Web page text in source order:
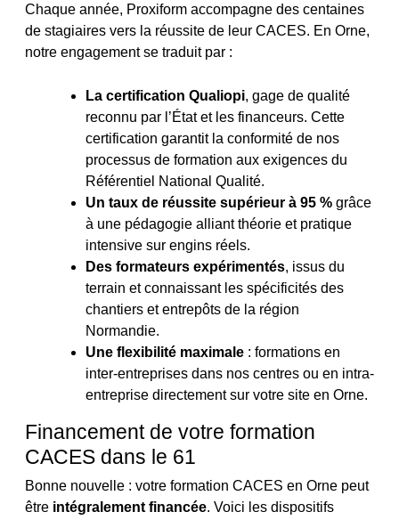
Chaque année, Proxiform accompagne des centaines
de stagiaires vers la réussite de leur CACES. En Orne,
notre engagement se traduit par :
La certification Qualiopi, gage de qualité
reconnu par l’État et les financeurs. Cette
certification garantit la conformité de nos
processus de formation aux exigences du
Référentiel National Qualité.
Un taux de réussite supérieur à 95 % grâce
à une pédagogie alliant théorie et pratique
intensive sur engins réels.
Des formateurs expérimentés, issus du
terrain et connaissant les spécificités des
chantiers et entrepôts de la région
Normandie.
Une flexibilité maximale : formations en
inter-entreprises dans nos centres ou en intra-
entreprise directement sur votre site en Orne.
Financement de votre formation
CACES dans le 61
Bonne nouvelle : votre formation CACES en Orne peut
être intégralement financée. Voici les dispositifs